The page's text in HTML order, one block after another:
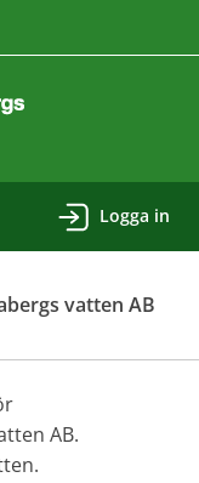
Logga in
vatten AB
AB.